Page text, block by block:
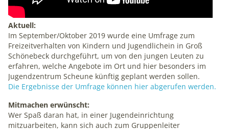
Aktuell:
Im September/Oktober 2019 wurde eine Umfrage zum
Freizeitverhalten von Kindern und Jugendlichein in Groß
Schönebeck durchgeführt, um von den jungen Leuten zu
erfahren, welche Angebote im Ort und hier besonders im
Jugendzentrum Scheune künftig geplant werden sollen.
Die Ergebnisse der Umfrage können hier abgerufen werden.
Mitmachen erwünscht:
Wer Spaß daran hat, in einer Jugendeinrichtung
mitzuarbeiten, kann sich auch zum Gruppenleiter
mtm_consent, mtm_consent_removed
matomo.org
Zweck:
Cookies zum Speichern der Cookie Consent
Einstellungen
1 Jahr